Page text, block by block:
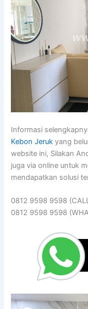
Informasi
Kebon Jeruk yang
website ini, Silakan
juga via online untuk
mendapatkan solusi
0812 9598 9598
0812 9598 9598